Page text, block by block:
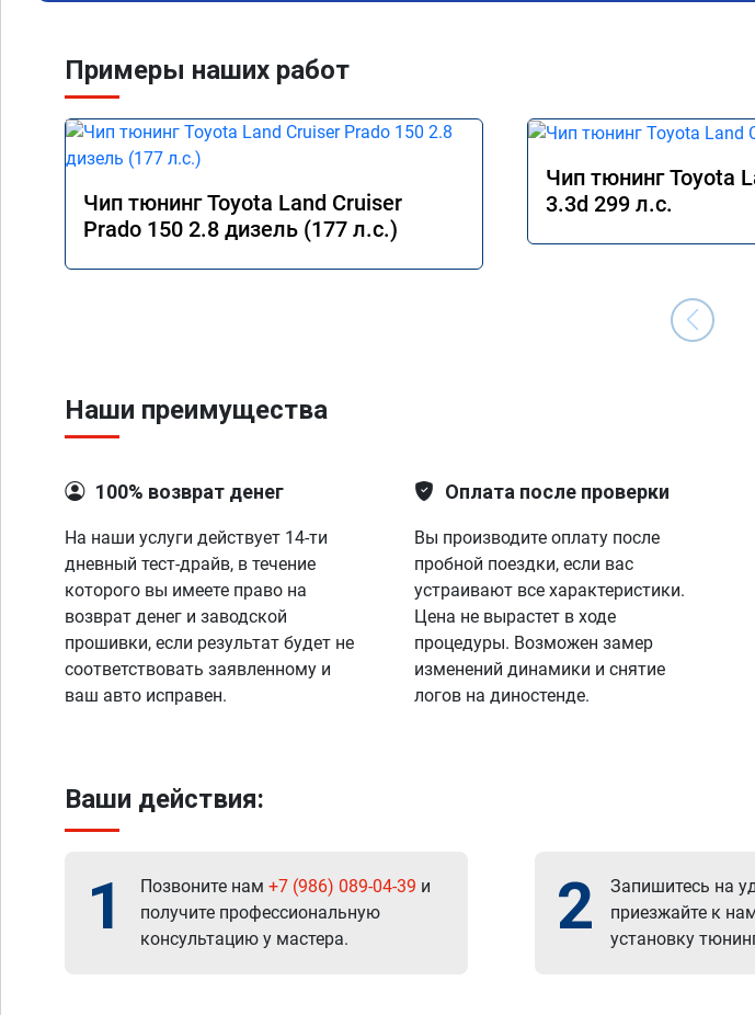
Примеры наших работ
Чип тюнинг Toyota Land Cruiser
Prado 150 2.8 дизель (177 л.с.)
Чип тюнинг Toyota
3.3d 299 л.с.
Наши преимущества
100% возврат денег
На наши услуги действует 14-ти
дневный тест-драйв, в течение
которого вы имеете право на
возврат денег и заводской
прошивки, если результат будет не
соответствовать заявленному и
ваш авто исправен.
Оплата после проверки
Вы производите оплату после
пробной поездки, если вас
устраивают все характеристики.
Цена не вырастет в ходе
процедуры. Возможен замер
изменений динамики и снятие
логов на диностенде.
Ваши действия:
1 Позвоните нам +7 (986) 089-04-39 и
получите профессиональную
консультацию у мастера.
2
Запишитесь на
приезжайте к
установку